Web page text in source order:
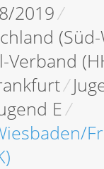
2019/
(Süd-
Verband
/
E/